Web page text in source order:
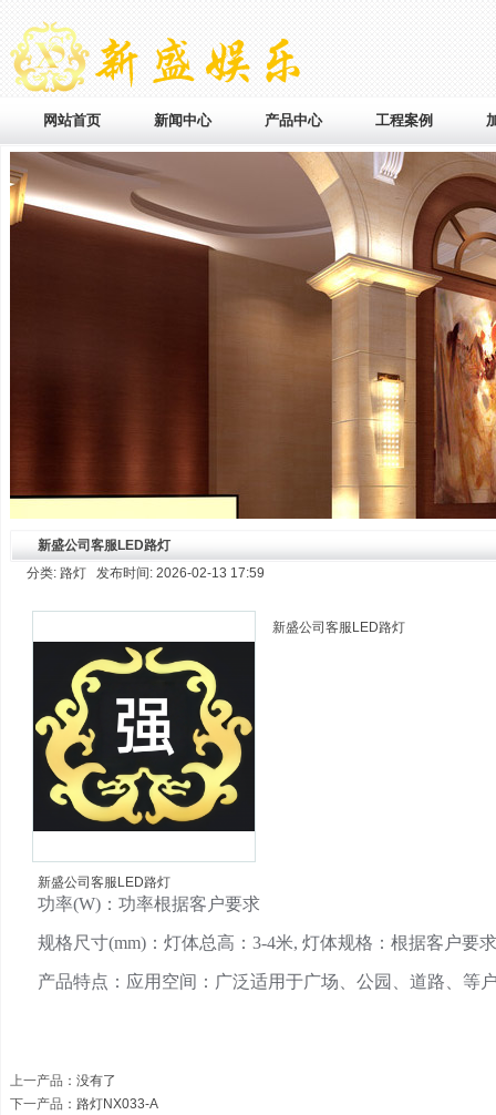
网站首页 新闻中心 产品中心 工程案例
新盛公司客服LED路灯
分类: 路灯 发布时间: 2026-02-13 17:59
新盛公司客服LED路灯
新盛公司客服LED路灯
功率(W)：功率根据客户要求
规格尺寸(mm)：灯体总高：3-4米, 灯体规格：根据客户要
产品特点：应用空间：广泛适用于广场、公园、道路、等
上一产品 ：没有了
下一产品 ： 路灯NX033-A